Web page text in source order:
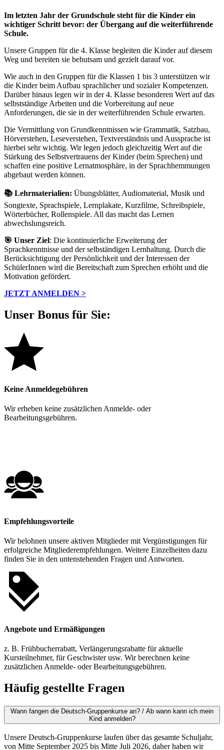
Im letzten Jahr der Grundschule steht für die Kinder ein
wichtiger Schritt bevor: der Übergang auf die weiterführende
Schule.
Unsere Gruppen für die 4. Klasse begleiten die Kinder auf diesem
Weg und bereiten sie behutsam und gezielt darauf vor.
Wie auch in den Gruppen für die Klassen 1 bis 3 unterstützen wir
die Kinder beim Aufbau sprachlicher und sozialer Kompetenzen.
Darüber hinaus legen wir in der 4. Klasse besonderen Wert auf das
selbstständige Arbeiten und die Vorbereitung auf neue
Anforderungen, die sie in der weiterführenden Schule erwarten.
Die Vermittlung von Grundkenntnissen wie Grammatik, Satzbau,
Hörverstehen, Leseverstehen, Textverständnis und Aussprache ist
hierbei sehr wichtig. Wir legen jedoch gleichzeitig Wert auf die
Stärkung des Selbstvertrauens der Kinder (beim Sprechen) und
schaffen eine positive Lernatmosphäre, in der Sprachhemmungen
abgebaut werden können.
📚 Lehrmaterialien: Übungsblätter, Audiomaterial, Musik und
Songtexte, Sprachspiele, Lernplakate, Kurzfilme, Schreibspiele,
Wörterbücher, Rollenspiele. All das macht das Lernen
abwechslungsreich.
🎯 Unser Ziel: Die kontinuierliche Erweiterung der
Sprachkenntnisse und der selbständigen Lernhaltung. Durch die
Berücksichtigung der Persönlichkeit und der Interessen der
SchülerInnen wird die Bereitschaft zum Sprechen erhöht und die
Motivation gefördert.
JETZT ANMELDEN >
Unser Bonus für Sie:
Keine Anmeldegebühren
Wir erheben keine zusätzlichen Anmelde- oder
Bearbeitungsgebühren.
Empfehlungsvorteile
Wir belohnen unsere aktiven Mitglieder mit Vergünstigungen für
erfolgreiche Mitgliederempfehlungen. Weitere Einzelheiten dazu
finden Sie in den untenstehenden Fragen und Antworten.
Angebote und Ermäßigungen
z. B. Frühbucherrabatt, Verlängerungsrabatte für aktuelle
Kursteilnehmer, für Geschwister usw. Wir berechnen keine
zusätzlichen Anmelde- oder Bearbeitungsgebühren.
Häufig gestellte Fragen
Wann fangen die Deutsch-Gruppenkurse an? / Ab wann kann ich mein
Kind anmelden?
Unsere Deutsch-Gruppenkurse laufen über das gesamte Schuljahr,
von Mitte September 2025 bis Mitte Juli 2026, daher haben wir